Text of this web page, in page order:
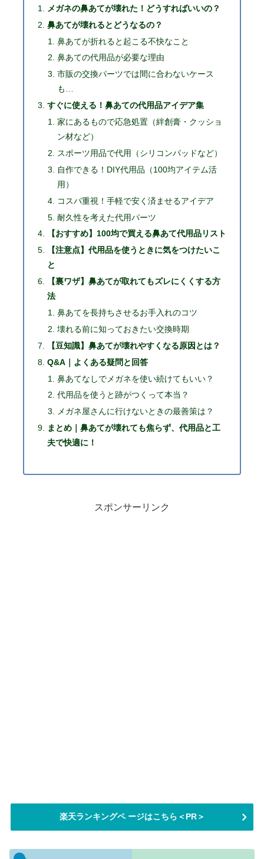
メガネの鼻あてが壊れた！どうすればいいの？
鼻あてが壊れるとどうなるの？
鼻あてが折れると起こる不快なこと
鼻あての代用品が必要な理由
市販の交換パーツでは間に合わないケース
も…
すぐに使える！鼻あての代用品アイデア集
家にあるもので応急処置（絆創膏・クッショ
ン材など）
スポーツ用品で代用（シリコンパッドなど）
自作できる！DIY代用品（100均アイテム活
用）
コスパ重視！手軽で安く済ませるアイデア
耐久性を考えた代用パーツ
【おすすめ】100均で買える鼻あて代用品リスト
【注意点】代用品を使うときに気をつけたいこ
と
【裏ワザ】鼻あてが取れてもズレにくくする方
法
鼻あてを長持ちさせるお手入れのコツ
壊れる前に知っておきたい交換時期
【豆知識】鼻あてが壊れやすくなる原因とは？
Q&A｜よくある疑問と回答
鼻あてなしでメガネを使い続けてもいい？
代用品を使うと跡がつくって本当？
メガネ屋さんに行けないときの最善策は？
まとめ｜鼻あてが壊れても焦らず、代用品と工
夫で快適に！
スポンサーリンク
楽天ランキングペ ージはこちら＜PR＞